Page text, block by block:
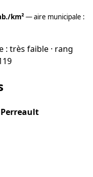
km²— aire municipale :
: très faible · rang